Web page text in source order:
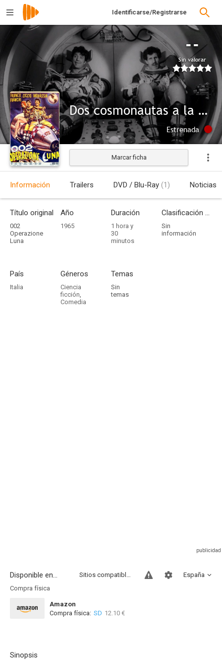
Identificarse/Registrarse
--
Sin valorar
Dos cosmonautas a la fuerza
Estrenada
Marcar ficha
Información Trailers DVD / Blu-Ray (1) Noticias
Título original
002
Operazione
Luna
Año
1965
Duración
1 hora y
30
minutos
Clasificación por edades
Sin
información
País
Italia
Géneros
Ciencia
ficción,
Comedia
Temas
Sin
temas
Disponible en... España
Sitios compatibles
Compra física
Amazon
Compra física: SD 12.10 €
Sinopsis